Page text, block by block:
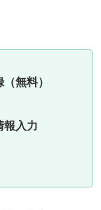
無料）
報入力